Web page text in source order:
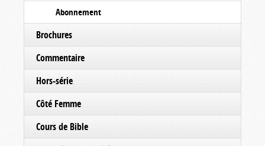
Abonnement
Brochures
Commentaire
Hors-série
Côté Femme
Cours de Bible